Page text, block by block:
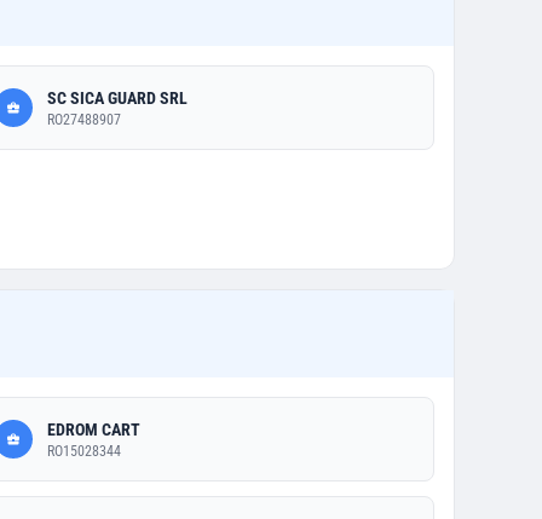
SC SICA GUARD SRL
RO27488907
EDROM CART
RO15028344